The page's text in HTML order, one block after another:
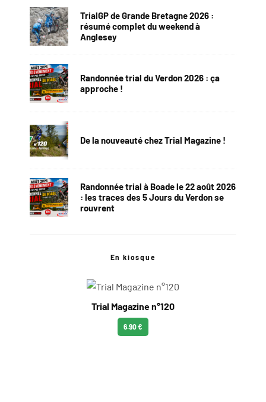
TrialGP de Grande Bretagne 2026 :
résumé complet du weekend à
Anglesey
Randonnée trial du Verdon 2026 : ça
approche !
De la nouveauté chez Trial Magazine !
Randonnée trial à Boade le 22 août 2026
: les traces des 5 Jours du Verdon se
rouvrent
En kiosque
Trial Magazine n°120
6.90 €